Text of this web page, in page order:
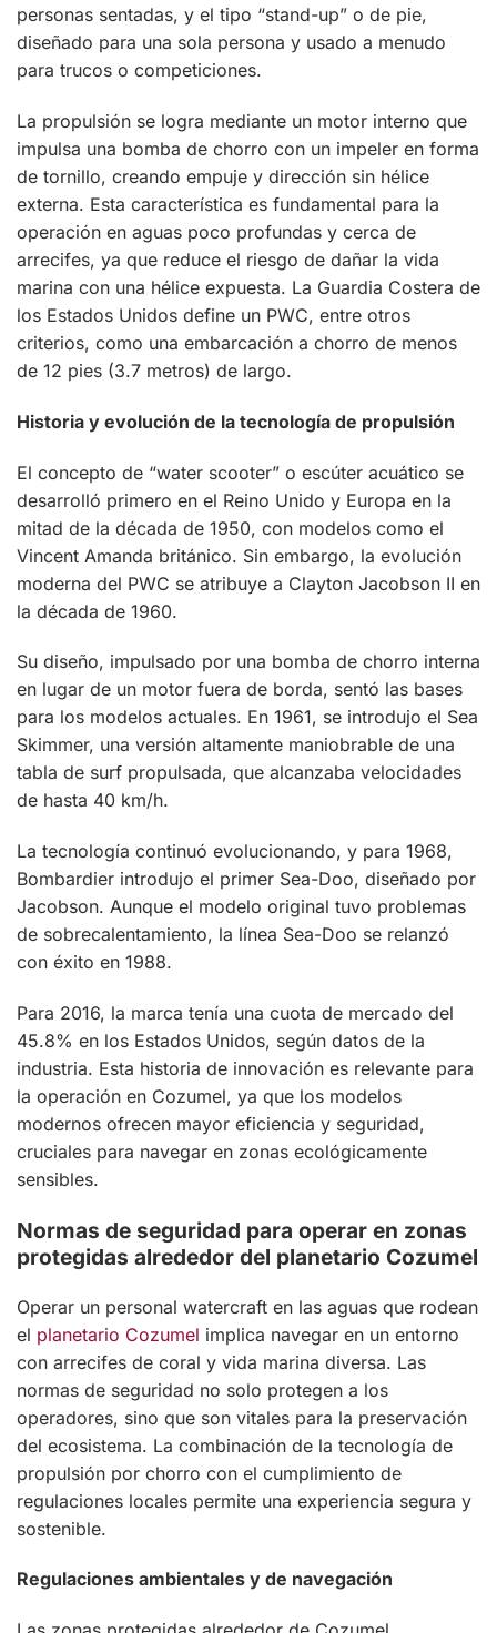
personas sentadas, y el tipo “stand-up” o de pie,
diseñado para una sola persona y usado a menudo
para trucos o competiciones.
La propulsión se logra mediante un motor interno que
impulsa una bomba de chorro con un impeler en forma
de tornillo, creando empuje y dirección sin hélice
externa. Esta característica es fundamental para la
operación en aguas poco profundas y cerca de
arrecifes, ya que reduce el riesgo de dañar la vida
marina con una hélice expuesta. La Guardia Costera de
los Estados Unidos define un PWC, entre otros
criterios, como una embarcación a chorro de menos
de 12 pies (3.7 metros) de largo.
Historia y evolución de la tecnología de propulsión
El concepto de “water scooter” o escúter acuático se
desarrolló primero en el Reino Unido y Europa en la
mitad de la década de 1950, con modelos como el
Vincent Amanda británico. Sin embargo, la evolución
moderna del PWC se atribuye a Clayton Jacobson II en
la década de 1960.
Su diseño, impulsado por una bomba de chorro interna
en lugar de un motor fuera de borda, sentó las bases
para los modelos actuales. En 1961, se introdujo el Sea
Skimmer, una versión altamente maniobrable de una
tabla de surf propulsada, que alcanzaba velocidades
de hasta 40 km/h.
La tecnología continuó evolucionando, y para 1968,
Bombardier introdujo el primer Sea-Doo, diseñado por
Jacobson. Aunque el modelo original tuvo problemas
de sobrecalentamiento, la línea Sea-Doo se relanzó
con éxito en 1988.
Para 2016, la marca tenía una cuota de mercado del
45.8% en los Estados Unidos, según datos de la
industria. Esta historia de innovación es relevante para
la operación en Cozumel, ya que los modelos
modernos ofrecen mayor eficiencia y seguridad,
cruciales para navegar en zonas ecológicamente
sensibles.
Normas de seguridad para operar en zonas
protegidas alrededor del planetario Cozumel
Operar un personal watercraft en las aguas que rodean
el planetario Cozumel implica navegar en un entorno
con arrecifes de coral y vida marina diversa. Las
normas de seguridad no solo protegen a los
operadores, sino que son vitales para la preservación
del ecosistema. La combinación de la tecnología de
propulsión por chorro con el cumplimiento de
regulaciones locales permite una experiencia segura y
sostenible.
Regulaciones ambientales y de navegación